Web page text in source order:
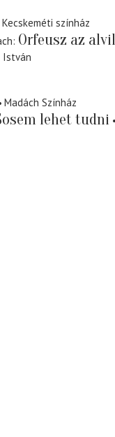
Kecskeméti színház
Orfeusz az
István
Madách Színház
lehet tudni